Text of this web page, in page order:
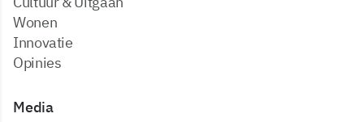
Wonen
Innovatie
Opinies
Media